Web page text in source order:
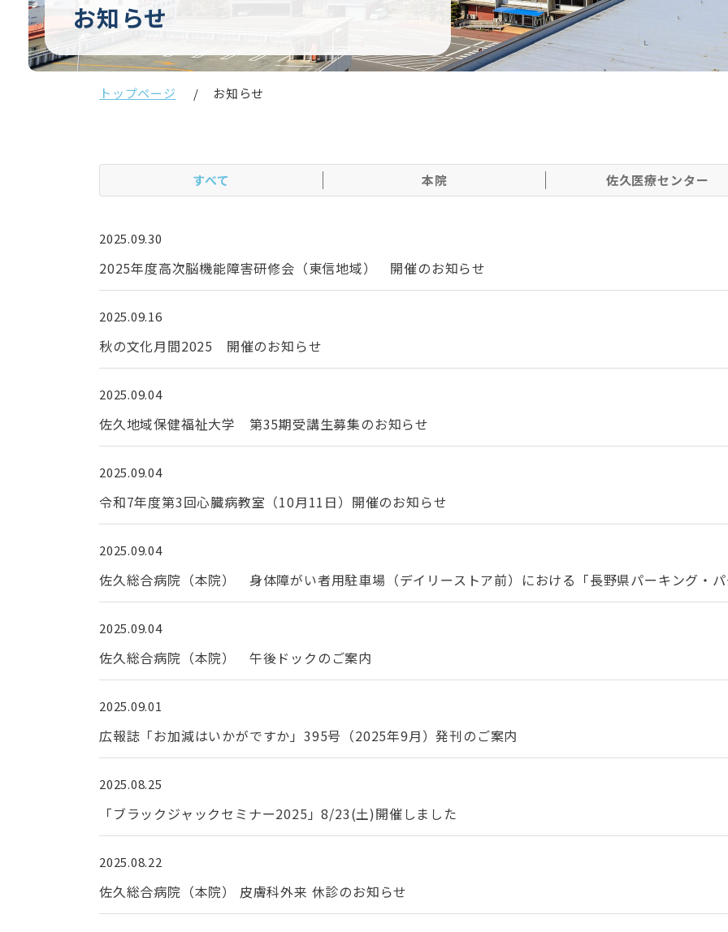
お知らせ
トップページ お知らせ
すべて 本院 佐久医療センター
2025.09.30
2025年度高次脳機能障害研修会（東信地域） 開催のお知らせ
2025.09.16
秋の文化月間2025 開催のお知らせ
2025.09.04
佐久地域保健福祉大学 第35期受講生募集のお知らせ
2025.09.04
令和7年度第3回心臓病教室（10月11日）開催のお知らせ
2025.09.04
佐久総合病院（本院） 身体障がい者用駐車場（デイリーストア前）における「長野県パーキング・
2025.09.04
佐久総合病院（本院） 午後ドックのご案内
2025.09.01
広報誌「お加減はいかがですか」395号（2025年9月）発刊のご案内
2025.08.25
「ブラックジャックセミナー2025」8/23(土)開催しました
2025.08.22
佐久総合病院（本院） 皮膚科外来 休診のお知らせ